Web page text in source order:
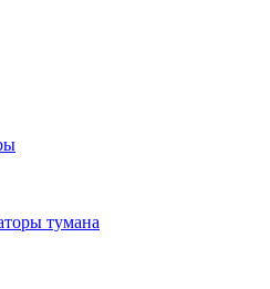
тумана